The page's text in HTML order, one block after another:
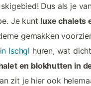
Dus als je
Je kunt luxe chalets
gemakken
Ischgl huren, wat
en blokhutten in
zit je hier ook